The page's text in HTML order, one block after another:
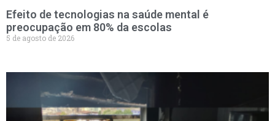
Efeito de tecnologias na saúde mental é
preocupação em 80% da escolas
5 de agosto de 2026